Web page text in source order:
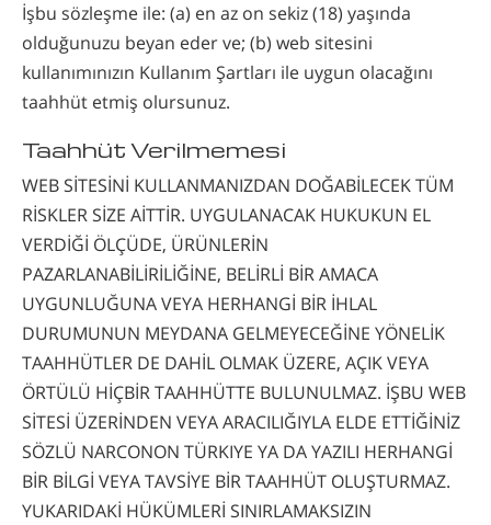
İşbu sözleşme ile: (a) en az on sekiz (18) yaşında
olduğunuzu beyan eder ve; (b) web sitesini
kullanımınızın Kullanım Şartları ile uygun olacağını
taahhüt etmiş olursunuz.
Taahhüt Verilmemesi
WEB SİTESİNİ KULLANMANIZDAN DOĞABİLECEK TÜM
RİSKLER SİZE AİTTİR. UYGULANACAK HUKUKUN EL
VERDİĞİ ÖLÇÜDE, ÜRÜNLERİN
PAZARLANABİLİRİLİĞİNE, BELİRLİ BİR AMACA
UYGUNLUĞUNA VEYA HERHANGİ BİR İHLAL
DURUMUNUN MEYDANA GELMEYECEĞİNE YÖNELİK
TAAHHÜTLER DE DAHİL OLMAK ÜZERE, AÇIK VEYA
ÖRTÜLÜ HİÇBİR TAAHHÜTTE BULUNULMAZ. İŞBU WEB
SİTESİ ÜZERİNDEN VEYA ARACILIĞIYLA ELDE ETTİĞİNİZ
SÖZLÜ NARCONON TÜRKIYE YA DA YAZILI HERHANGİ
BİR BİLGİ VEYA TAVSİYE BİR TAAHHÜT OLUŞTURMAZ.
YUKARIDAKİ HÜKÜMLERİ SINIRLAMAKSIZIN